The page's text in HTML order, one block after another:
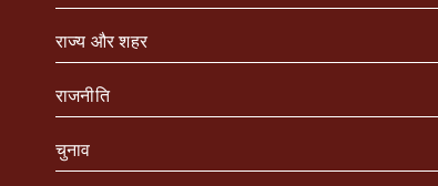
राज्य और शहर
राजनीति
चुनाव